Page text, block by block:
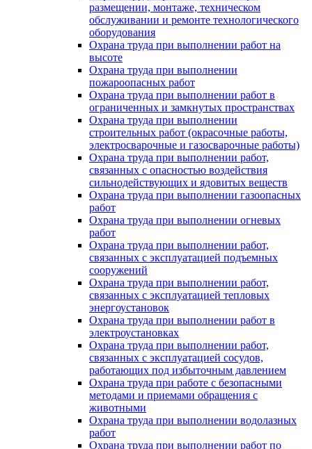
размещении, монтаже, техническом
обслуживании и ремонте технологического
оборудования
Охрана труда при выполнении работ на
высоте
Охрана труда при выполнении
пожароопасных работ
Охрана труда при выполнении работ в
ограниченных и замкнутых пространствах
Охрана труда при выполнении
строительных работ (окрасочные работы,
электросварочные и газосварочные работы)
Охрана труда при выполнении работ,
связанных с опасностью воздействия
сильнодействующих и ядовитых веществ
Охрана труда при выполнении газоопасных
работ
Охрана труда при выполнении огневых
работ
Охрана труда при выполнении работ,
связанных с эксплуатацией подъемных
сооружений
Охрана труда при выполнении работ,
связанных с эксплуатацией тепловых
энергоустановок
Охрана труда при выполнении работ в
электроустановках
Охрана труда при выполнении работ,
связанных с эксплуатацией сосудов,
работающих под избыточным давлением
Охрана труда при работе с безопасными
методами и приемами обращения с
животными
Охрана труда при выполнении водолазных
работ
Охрана труда при выполнении работ по